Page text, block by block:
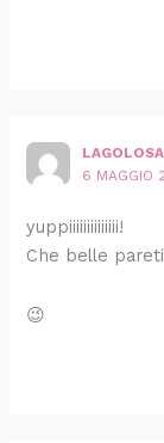
6 MAGGIO
yuppiiiiiiiiiiiiii!
Che belle
😉